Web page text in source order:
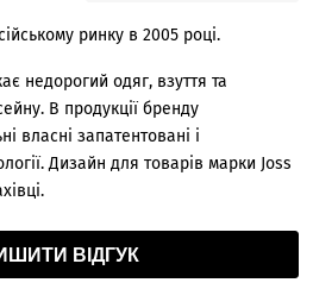
ринку в 2005 році.
недорогий одяг, взуття та
В продукції бренду
власні запатентовані і
Дизайн для товарів марки Joss
ВІДГУК